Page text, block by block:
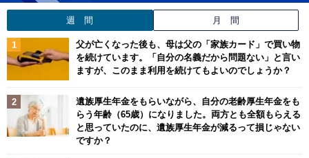
週 間 月 間
父が亡くなった後も、母は父の「家族カード」で買い物
を続けています。「自分の名義だから問題ない」と言い
ますが、このまま利用を続けてもよいのでしょうか？
遺族厚生年金をもらいながら、自分の老齢厚生年金をも
らう年齢（65歳）になりました。両方とも全額もらえる
と思っていたのに、遺族厚生年金が減るって損じゃない
ですか？